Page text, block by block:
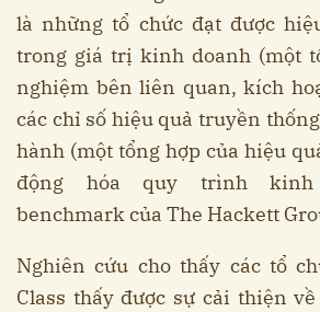
là những tổ chức đạt được
trong giá trị kinh doanh (một
nghiệm bên liên quan, kích
các chỉ số hiệu quả truyền
hành (một tổng hợp của hiệu
động hóa quy trình kinh
benchmark của The Hackett
Nghiên cứu cho thấy các tổ
Class thấy được sự cải thiện